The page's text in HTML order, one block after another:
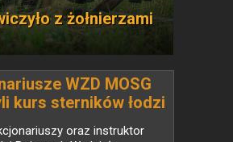
z żołnierzami
WZD MOSG
kurs sterników łodzi
oraz instruktor